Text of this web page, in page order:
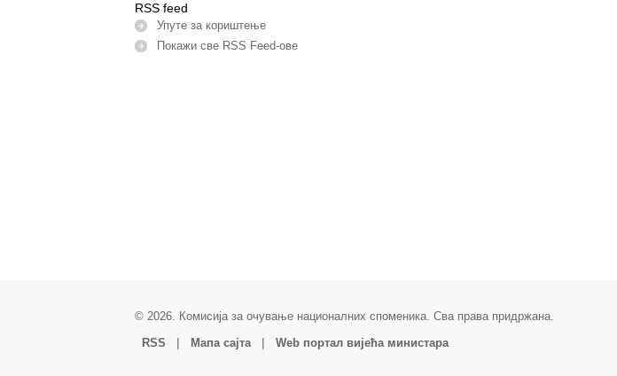
RSS feed
Упуте за кориштење
Покажи све RSS Feed-ове
© 2026. Комисија за очување националних споменика. Сва права придржана.
RSS
| Мапа сајта | Web портал вијећа министара